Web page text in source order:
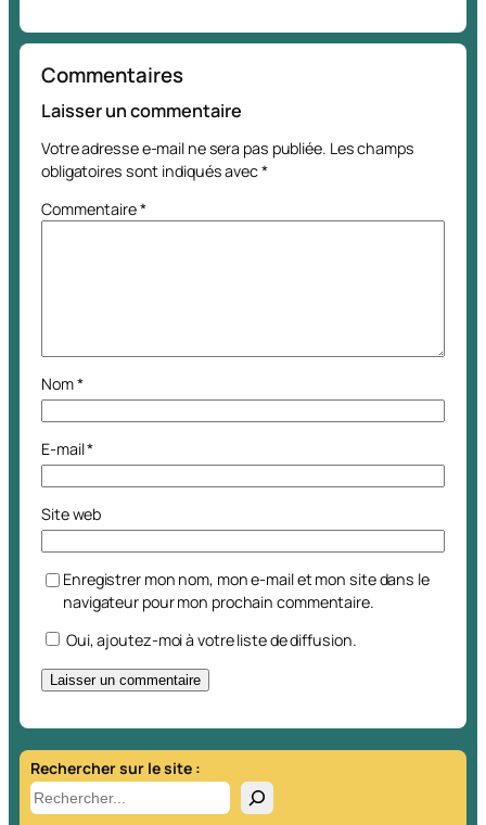
Commentaires
Laisser un commentaire
Votre adresse e-mail ne sera pas publiée. Les champs
obligatoires sont indiqués avec*
Commentaire*
Nom*
E-mail*
Site web
Enregistrer mon nom, mon e-mail et mon site dans le
navigateur pour mon prochain commentaire.
Oui, ajoutez-moi à votre liste de diffusion.
t
e
r
Rechercher sur le site :
R
e